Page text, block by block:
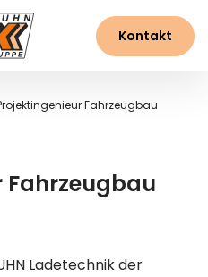
Kontakt
Fahrzeugbau
Fahrzeugbau
Ladetechnik der